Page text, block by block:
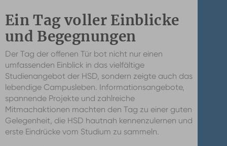
Ein Tag voller Einblicke
und Begegnungen
Der Tag der offenen Tür bot nicht nur einen
umfassenden Einblick in das vielfältige
Studienangebot der HSD, sondern zeigte auch das
lebendige Campusleben. Informationsangebote,
spannende Projekte und zahlreiche
Mitmachaktionen machten den Tag zu einer guten
Gelegenheit, die HSD hautnah kennenzulernen und
erste Eindrücke vom Studium zu sammeln.